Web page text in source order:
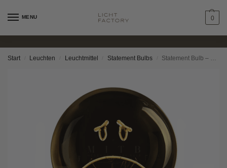
MENU 0
Start Leuchten Leuchtmittel Statement Bulbs Statement Bulb – Smiley Traurig